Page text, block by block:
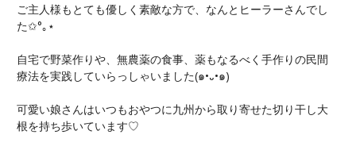
ご主人様もとても優しく素敵な方で、なんとヒーラーさんでし
た✩°｡⋆
自宅で野菜作りや、無農薬の食事、薬もなるべく手作りの民間
療法を実践していらっしゃいました(๑•᎑•๑)
可愛い娘さんはいつもおやつに九州から取り寄せた切り干し大
根を持ち歩いています♡